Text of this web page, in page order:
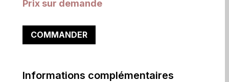
Prix sur demande
COMMANDER
Informations complémentaires